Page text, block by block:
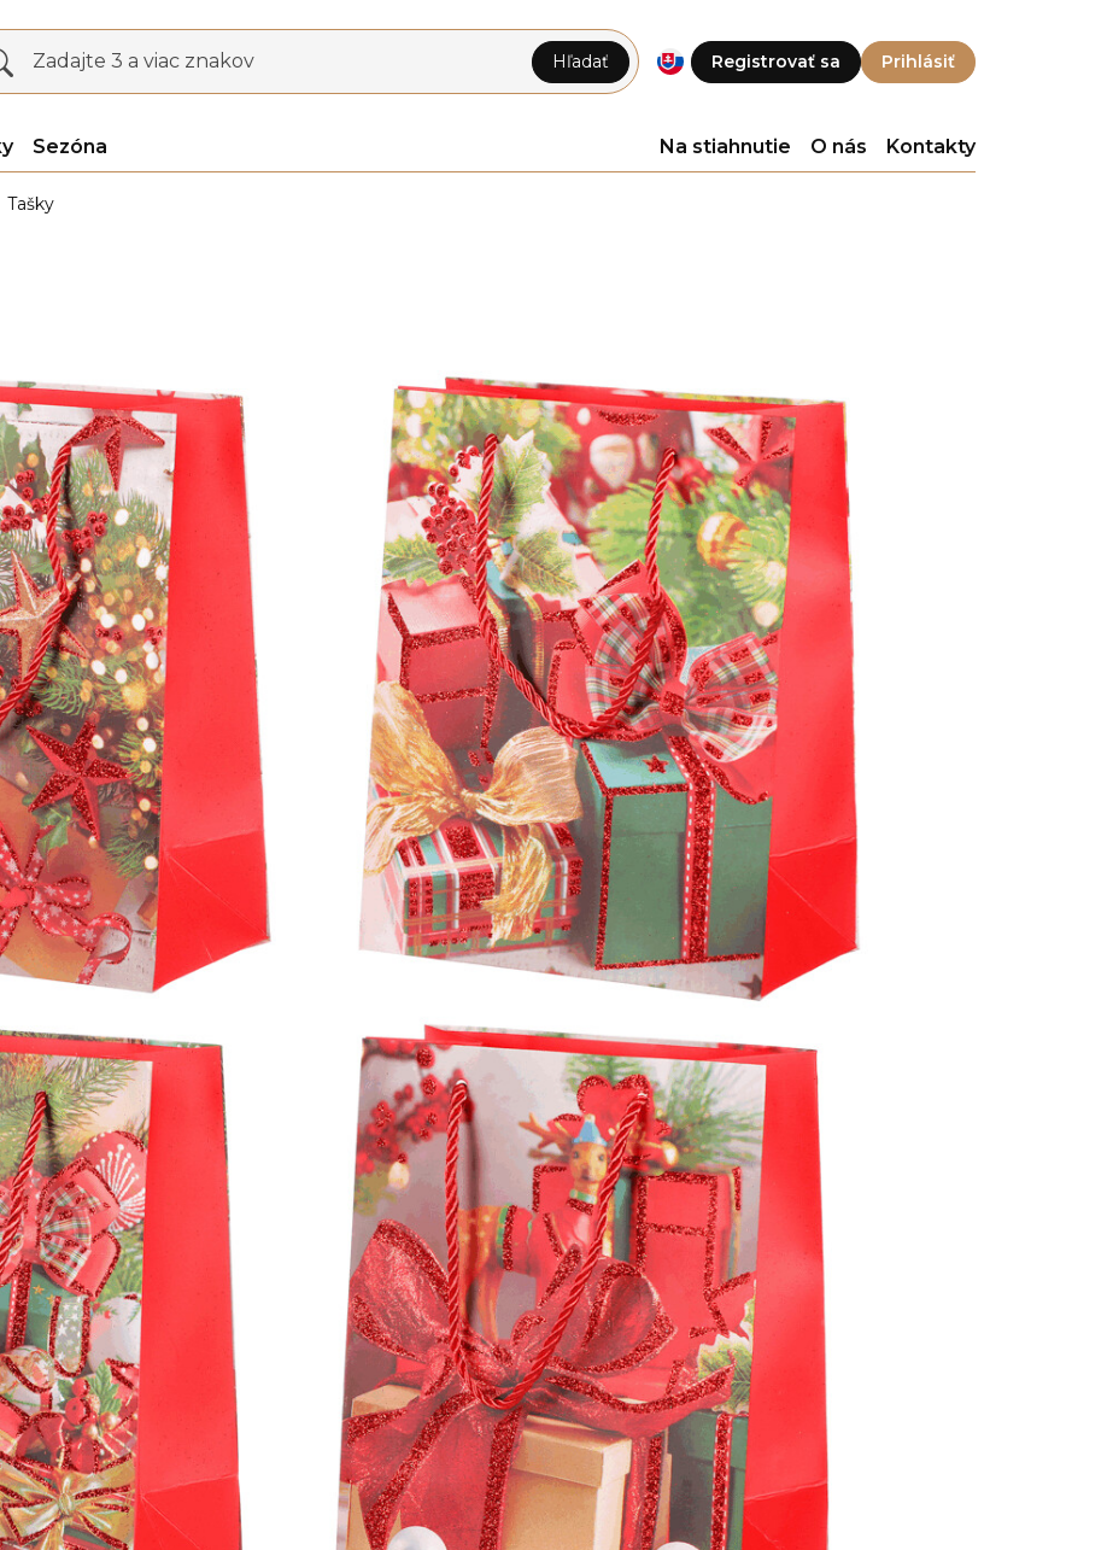
Registrovať sa Prihlásiť
Zadajte 3 a viac znakov Hľadať
Sezóna Na stiahnutie O nás Kontakty
Tašky